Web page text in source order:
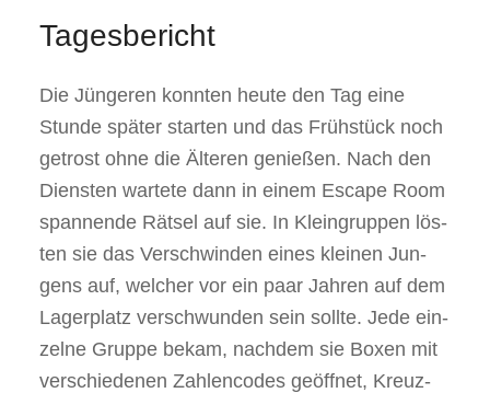
Tages­be­richt
Die Jün­ge­ren konn­ten heu­te den Tag eine
Stun­de spä­ter star­ten und das Früh­stück noch
getrost ohne die Älte­ren genie­ßen. Nach den
Diens­ten war­te­te dann in einem Escape Room
span­nen­de Rät­sel auf sie. In Klein­grup­pen lös­
ten sie das Ver­schwin­den eines klei­nen Jun­
gens auf, wel­cher vor ein paar Jah­ren auf dem
Lager­platz ver­schwun­den sein soll­te. Jede ein­
zel­ne Grup­pe bekam, nach­dem sie Boxen mit
ver­schie­de­nen Zah­len­codes geöff­net, Kreuz­